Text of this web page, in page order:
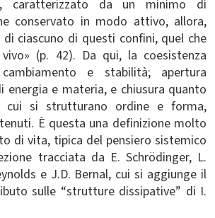
caratterizzato da un minimo di
conservato in modo attivo, allora,
ciascuno di questi confini, quel che
(p. 42). Da qui, la coesistenza
e stabilità; apertura
energia e materia, e chiusura quanto
cui si strutturano ordine e forma,
È questa una definizione molto
di vita, tipica del pensiero sistemico
tracciata da E. Schrödinger, L.
e J.D. Bernal, cui si aggiunge il
sulle “strutture dissipative” di I.